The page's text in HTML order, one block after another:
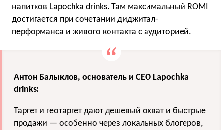
напитков Lapochka drinks. Там максимальный ROMI
достигается при сочетании диджитал-
перформанса и живого контакта с аудиторией.
Антон Балыклов, основатель и CEO Lapochka
drinks:
Таргет и геотаргет дают дешевый охват и быстрые
продажи — особенно через локальных блогеров,